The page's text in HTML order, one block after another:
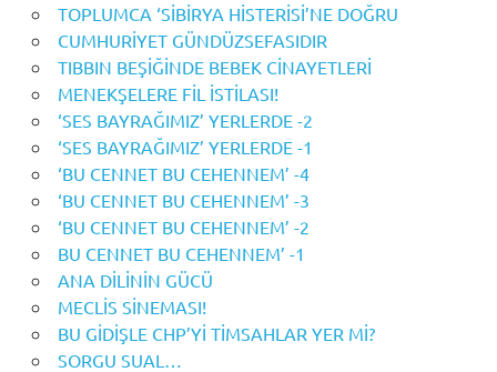
TOPLUMCA ‘SİBİRYA HİSTERİSİ’NE DOĞRU
CUMHURİYET GÜNDÜZSEFASIDIR
TIBBIN BEŞİĞİNDE BEBEK CİNAYETLERİ
MENEKŞELERE FİL İSTİLASI!
‘SES BAYRAĞIMIZ’ YERLERDE -2
‘SES BAYRAĞIMIZ’ YERLERDE -1
‘BU CENNET BU CEHENNEM’ -4
‘BU CENNET BU CEHENNEM’ -3
‘BU CENNET BU CEHENNEM’ -2
BU CENNET BU CEHENNEM’ -1
ANA DİLİNİN GÜCÜ
MECLİS SİNEMASI!
BU GİDİŞLE CHP’Yİ TİMSAHLAR YER Mİ?
SORGU SUAL…